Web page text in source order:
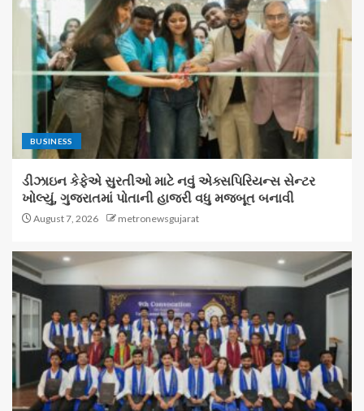
BUSINESS
ડીઝાઇન કેફેએ સુરતીઓ માટે નવું એક્સપિરિયન્સ સેન્ટર
ખોલ્યું, ગુજરાતમાં પોતાની હાજરી વધુ મજબૂત બનાવી
August 7, 2026 metronewsgujarat